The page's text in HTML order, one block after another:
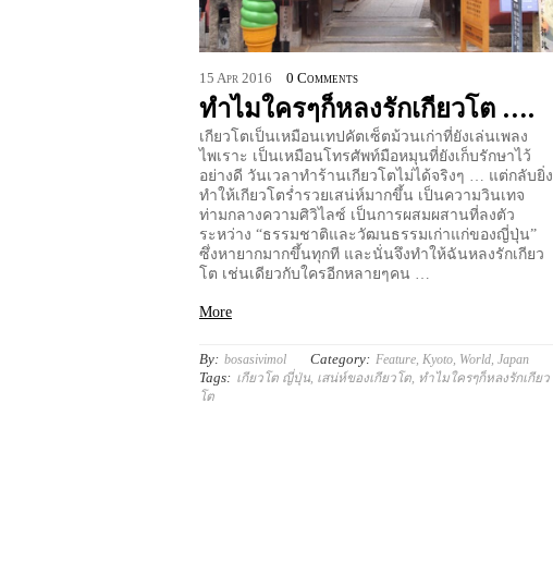
15 Apr 2016 0 Comments
ทำไมใครๆก็หลงรักเกียวโต ….
เกียวโตเป็นเหมือนเทปคัตเซ็ตม้วนเก่าที่ยังเล่นเพลง
ไพเราะ เป็นเหมือนโทรศัพท์มือหมุนที่ยังเก็บรักษาไว้
อย่างดี วันเวลาทำร้านเกียวโตไม่ได้จริงๆ … แต่กลับยิ่ง
ทำให้เกียวโตร่ำรวยเสน่ห์มากขึ้น เป็นความวินเทจ
ท่ามกลางความศิวิไลซ์ เป็นการผสมผสานที่ลงตัว
ระหว่าง “ธรรมชาติและวัฒนธรรมเก่าแก่ของญี่ปุ่น”
ซึ่งหายากมากขึ้นทุกที และนั่นจึงทำให้ฉันหลงรักเกียว
โต เช่นเดียวกับใครอีกหลายๆคน …
More
By: bosasivimol Category: Feature Kyoto World ,Japan
Tags: เกียวโต ญี่ปุ่น เสน่ห์ของเกียวโต ทำไมใครๆก็หลงรักเกียว
โต